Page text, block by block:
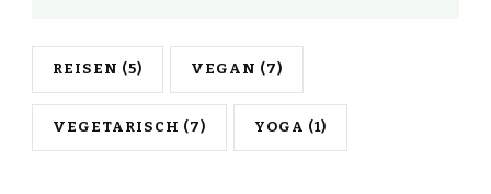
REISEN (5) VEGAN (7)
VEGETARISCH (7) YOGA (1)